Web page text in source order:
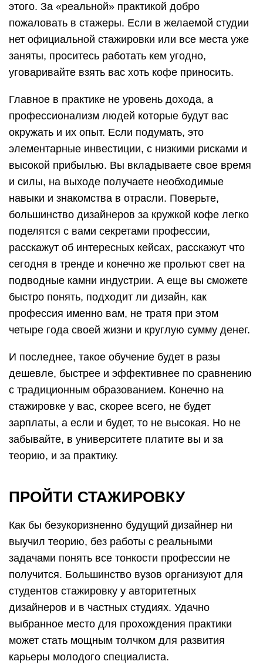
этого. За «реальной» практикой добро
пожаловать в стажеры. Если в желаемой студии
нет официальной стажировки или все места уже
заняты, проситесь работать кем угодно,
уговаривайте взять вас хоть кофе приносить.
Главное в практике не уровень дохода, а
профессионализм людей которые будут вас
окружать и их опыт. Если подумать, это
элементарные инвестиции, с низкими рисками и
высокой прибылью. Вы вкладываете свое время
и силы, на выходе получаете необходимые
навыки и знакомства в отрасли. Поверьте,
большинство дизайнеров за кружкой кофе легко
поделятся с вами секретами профессии,
расскажут об интересных кейсах, расскажут что
сегодня в тренде и конечно же прольют свет на
подводные камни индустрии. А еще вы сможете
быстро понять, подходит ли дизайн, как
профессия именно вам, не тратя при этом
четыре года своей жизни и круглую сумму денег.
И последнее, такое обучение будет в разы
дешевле, быстрее и эффективнее по сравнению
с традиционным образованием. Конечно на
стажировке у вас, скорее всего, не будет
зарплаты, а если и будет, то не высокая. Но не
забывайте, в университете платите вы и за
теорию, и за практику.
ПРОЙТИ СТАЖИРОВКУ
Как бы безукоризненно будущий дизайнер ни
выучил теорию, без работы с реальными
задачами понять все тонкости профессии не
получится. Большинство вузов организуют для
студентов стажировку у авторитетных
дизайнеров и в частных студиях. Удачно
выбранное место для прохождения практики
может стать мощным толчком для развития
карьеры молодого специалиста.